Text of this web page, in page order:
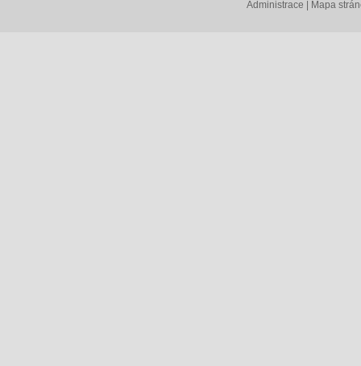
Administrace | Mapa